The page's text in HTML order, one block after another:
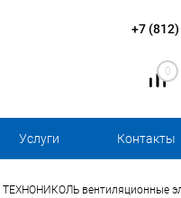
+7
0
Услуги Контакты
ТЕХНОНИКОЛЬ вентиляционные